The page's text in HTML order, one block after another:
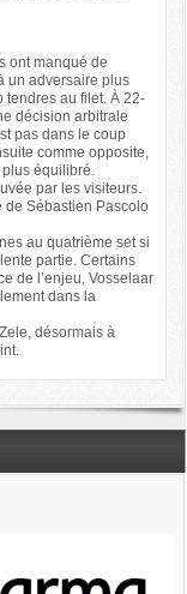
ont manqué de
un adversaire plus
tendres au filet. À 22-
décision arbitrale
pas dans le coup
comme opposite,
équilibré.
par les visiteurs.
de Sébastien Pascolo
au quatrième set si
partie. Certains
de l’enjeu, Vosselaar
dans la
désormais à